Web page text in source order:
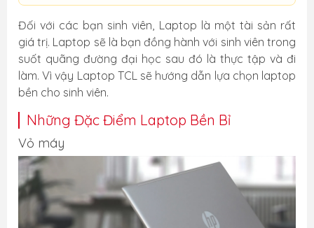
Đối với các bạn sinh viên, Laptop là một tài sản rất
giá trị. Laptop sẽ là bạn đồng hành với sinh viên trong
suốt quãng đường đại học sau đó là thực tập và đi
làm. Vì vậy Laptop TCL sẽ hướng dẫn lựa chọn laptop
bền cho sinh viên.
Những Đặc Điểm Laptop Bền Bỉ
Vỏ máy